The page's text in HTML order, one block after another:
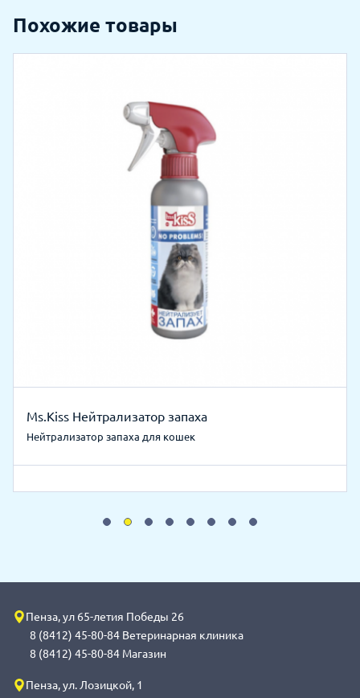
Похожие товары
Ms.Kiss Нейтрализатор запаха
Нейтрализатор запаха для кошек
Пенза, ул 65-летия Победы 26
8 (8412) 45-80-84 Ветеринарная клиника
8 (8412) 45-80-84 Магазин
Пенза, ул. Лозицкой, 1